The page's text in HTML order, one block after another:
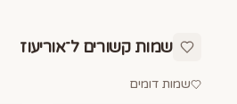
שמות קשורים ל־אוריעוז
שמות דומים